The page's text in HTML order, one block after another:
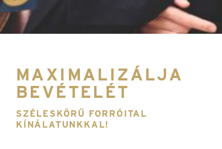
MAXIMALIZÁLJA
BEVÉTELÉT
SZÉLESKÖRŰ FORRÓITAL
KÍNÁLATUNKKAL!